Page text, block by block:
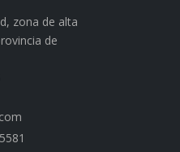
zona de alta
de